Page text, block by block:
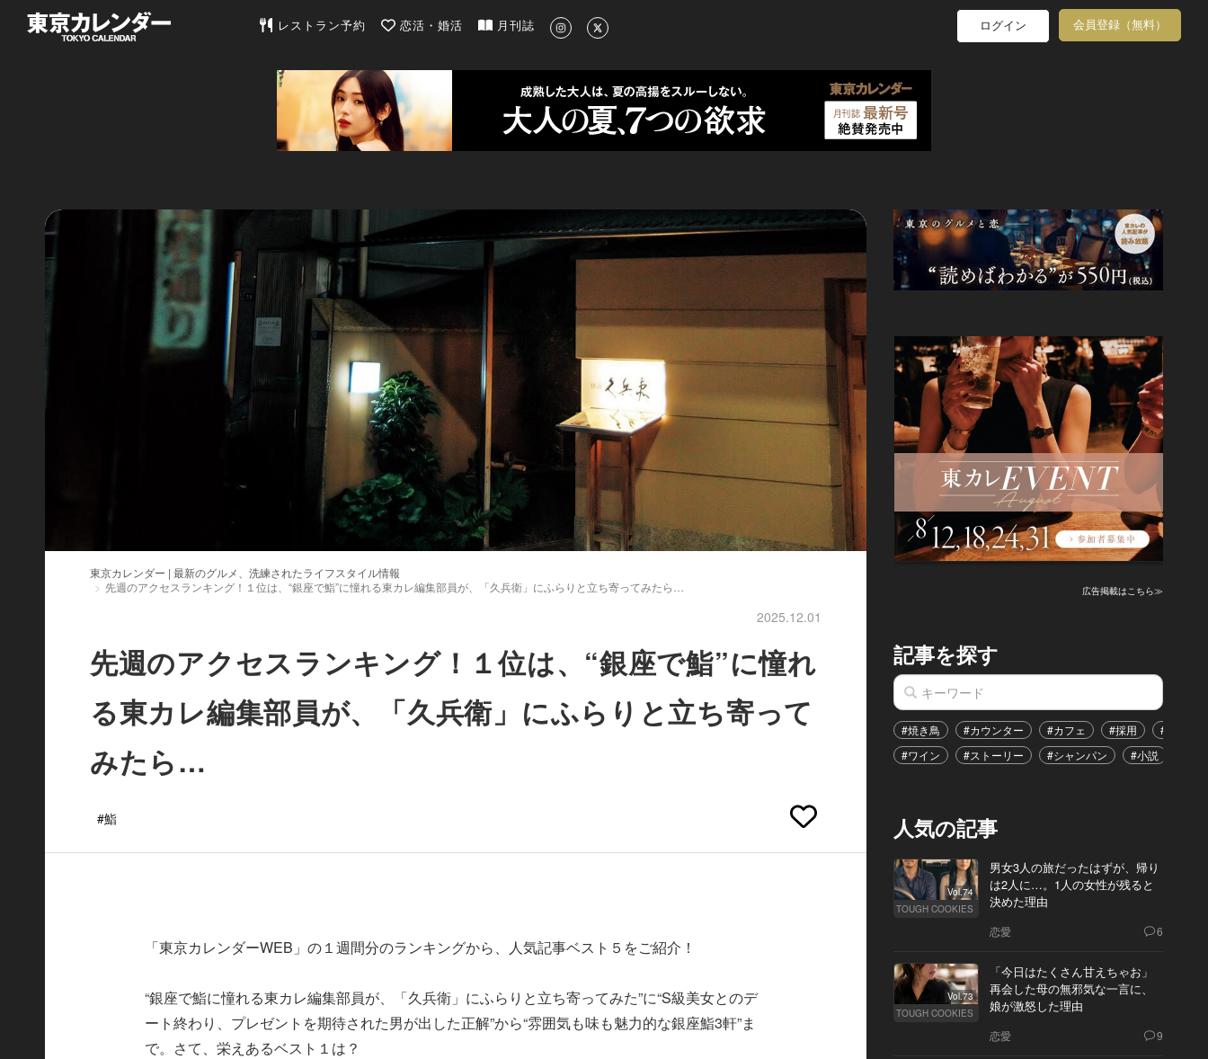
東京カレンダー | 最新のグルメ、洗練されたライフスタイル情報
レストラン予約 恋活・婚活 月刊誌 ログイン 会員登録（無料）
東京カレンダー | 最新のグルメ、洗練されたライフスタイル情報
先週のアクセスランキング！１位は、“銀座で鮨”に憧れる東カレ編集部員が、「久兵衛」にふらりと立ち寄ってみたら…
2025.12.01
先週のアクセスランキング！１位は、“銀座で鮨”に憧れ
る東カレ編集部員が、「久兵衛」にふらりと立ち寄って
みたら…
#鮨
「東京カレンダーWEB」の１週間分のランキングから、人気記事ベスト５をご紹介！
“銀座で鮨に憧れる東カレ編集部員が、「久兵衛」にふらりと立ち寄ってみた”に“S級美女とのデ
ート終わり、プレゼントを期待された男が出した正解”から“雰囲気も味も魅力的な銀座鮨3軒”ま
で。さて、栄えあるベスト１は？
広告掲載はこちら≫
記事を探す
#焼き鳥 #カウンター #カフェ #採用
#恋愛
#ワイン
#ストーリー #シャンパン #小説
人気の記事
Vol.74
TOUGH COOKIES
男女3人の旅だったはずが、帰り
は2人に…。1人の女性が残ると
決めた理由
恋愛 6
Vol.73
TOUGH COOKIES
「今日はたくさん甘えちゃお」
再会した母の無邪気な一言に、
娘が激怒した理由
恋愛 9